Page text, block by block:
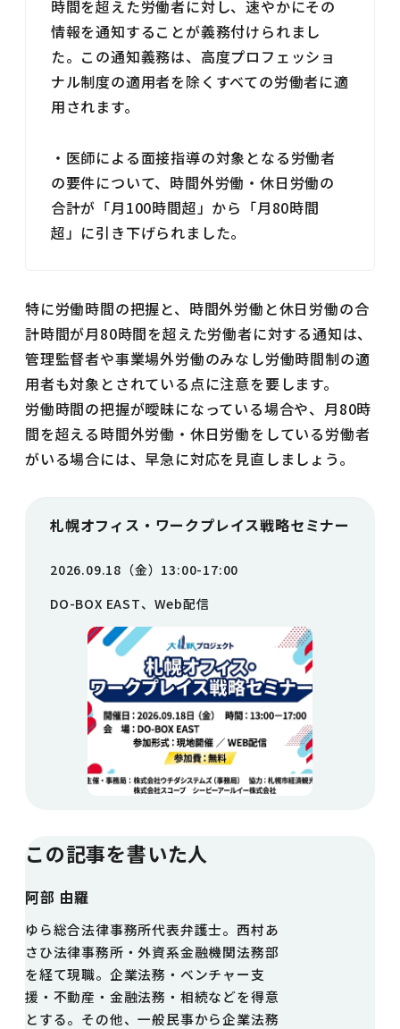
時間を超えた労働者に対し、速やかにその
情報を通知することが義務付けられまし
た。この通知義務は、高度プロフェッショ
ナル制度の適用者を除くすべての労働者に適
用されます。
・医師による面接指導の対象となる労働者
の要件について、時間外労働・休日労働の
合計が「月100時間超」から「月80時間
超」に引き下げられました。
特に労働時間の把握と、時間外労働と休日労働の合
計時間が月80時間を超えた労働者に対する通知は、
管理監督者や事業場外労働のみなし労働時間制の適
用者も対象とされている点に注意を要します。
労働時間の把握が曖昧になっている場合や、月80時
間を超える時間外労働・休日労働をしている労働者
がいる場合には、早急に対応を見直しましょう。
札幌オフィス・ワークプレイス戦略セミナー
2026.09.18（金）13:00-17:00
DO-BOX EAST、Web配信
この記事を書いた人
阿部 由羅
ゆら総合法律事務所代表弁護士。西村あ
さひ法律事務所・外資系金融機関法務部
を経て現職。企業法務・ベンチャー支
援・不動産・金融法務・相続などを得意
とする。その他、一般民事から企業法務